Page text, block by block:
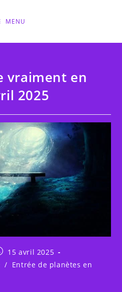
MENU
vraiment en
2025
:
15 avril 2025
/ Entrée de planètes en